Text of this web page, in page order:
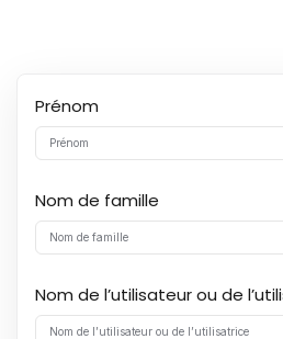
Prénom
Nom de famille
Nom de l’utilisateur ou de